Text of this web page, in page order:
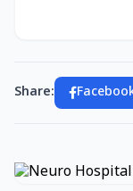
Share: